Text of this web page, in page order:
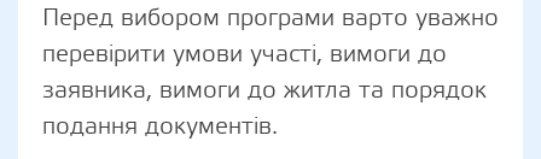
Перед вибором програми варто уважно
перевірити умови участі, вимоги до
заявника, вимоги до житла та порядок
подання документів.